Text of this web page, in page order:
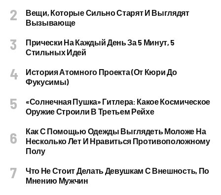
Вещи, Которые Сильно Старят И Выглядят
Вызывающе
Прически На Каждый День За 5 Минут, 5
Стильных Идей
История Атомного Проекта (от Кюри До
Фукусимы)
«Солнечная Пушка» Гитлера: Какое Космическое
Оружие Строили В Третьем Рейхе
Как С Помощью Одежды Выглядеть Моложе На
Несколько Лет И Нравиться Противоположному
Полу
Что Не Стоит Делать Девушкам С Внешность, По
Мнению Мужчин